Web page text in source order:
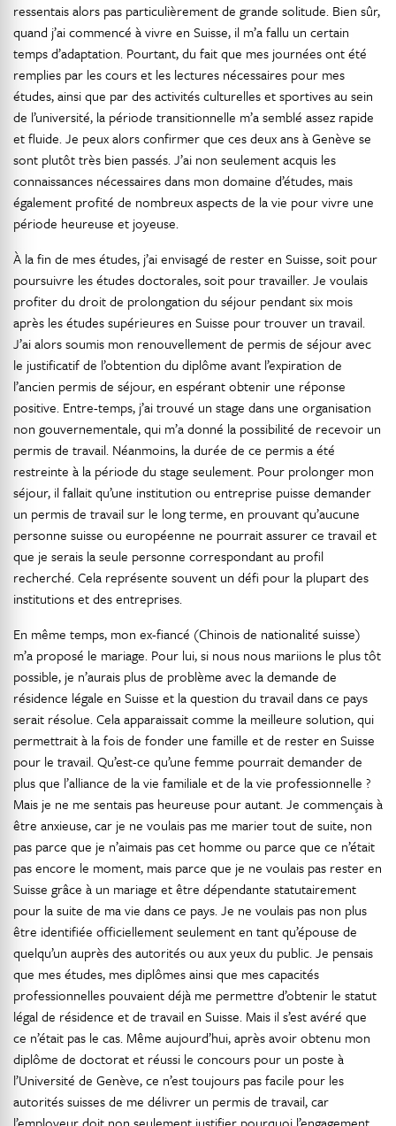
ressentais alors pas particulièrement de grande solitude. Bien sûr,
quand j’ai commencé à vivre en Suisse, il m’a fallu un certain
temps d’adaptation. Pourtant, du fait que mes journées ont été
remplies par les cours et les lectures nécessaires pour mes
études, ainsi que par des activités culturelles et sportives au sein
de l’université, la période transitionnelle m’a semblé assez rapide
et fluide. Je peux alors confirmer que ces deux ans à Genève se
sont plutôt très bien passés. J’ai non seulement acquis les
connaissances nécessaires dans mon domaine d’études, mais
également profité de nombreux aspects de la vie pour vivre une
période heureuse et joyeuse.
À la fin de mes études, j’ai envisagé de rester en Suisse, soit pour
poursuivre les études doctorales, soit pour travailler. Je voulais
profiter du droit de prolongation du séjour pendant six mois
après les études supérieures en Suisse pour trouver un travail.
J’ai alors soumis mon renouvellement de permis de séjour avec
le justificatif de l’obtention du diplôme avant l’expiration de
l’ancien permis de séjour, en espérant obtenir une réponse
positive. Entre-temps, j’ai trouvé un stage dans une organisation
non gouvernementale, qui m’a donné la possibilité de recevoir un
permis de travail. Néanmoins, la durée de ce permis a été
restreinte à la période du stage seulement. Pour prolonger mon
séjour, il fallait qu’une institution ou entreprise puisse demander
un permis de travail sur le long terme, en prouvant qu’aucune
personne suisse ou européenne ne pourrait assurer ce travail et
que je serais la seule personne correspondant au profil
recherché. Cela représente souvent un défi pour la plupart des
institutions et des entreprises.
En même temps, mon ex-fiancé (Chinois de nationalité suisse)
m’a proposé le mariage. Pour lui, si nous nous mariions le plus tôt
possible, je n’aurais plus de problème avec la demande de
résidence légale en Suisse et la question du travail dans ce pays
serait résolue. Cela apparaissait comme la meilleure solution, qui
permettrait à la fois de fonder une famille et de rester en Suisse
pour le travail. Qu’est-ce qu’une femme pourrait demander de
plus que l’alliance de la vie familiale et de la vie professionnelle ?
Mais je ne me sentais pas heureuse pour autant. Je commençais à
être anxieuse, car je ne voulais pas me marier tout de suite, non
pas parce que je n’aimais pas cet homme ou parce que ce n’était
pas encore le moment, mais parce que je ne voulais pas rester en
Suisse grâce à un mariage et être dépendante statutairement
pour la suite de ma vie dans ce pays. Je ne voulais pas non plus
être identifiée officiellement seulement en tant qu’épouse de
quelqu’un auprès des autorités ou aux yeux du public. Je pensais
que mes études, mes diplômes ainsi que mes capacités
professionnelles pouvaient déjà me permettre d’obtenir le statut
légal de résidence et de travail en Suisse. Mais il s’est avéré que
ce n’était pas le cas. Même aujourd’hui, après avoir obtenu mon
diplôme de doctorat et réussi le concours pour un poste à
l’Université de Genève, ce n’est toujours pas facile pour les
autorités suisses de me délivrer un permis de travail, car